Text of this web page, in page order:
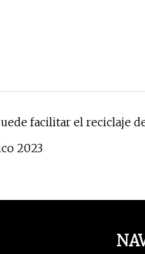
facilitar el reciclaje
2023